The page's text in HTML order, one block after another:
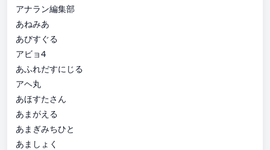
アナラン編集部
あねみあ
あびすぐる
アビョ4
あふれだすにじる
アヘ丸
あほすたさん
あまがえる
あまぎみちひと
あましょく